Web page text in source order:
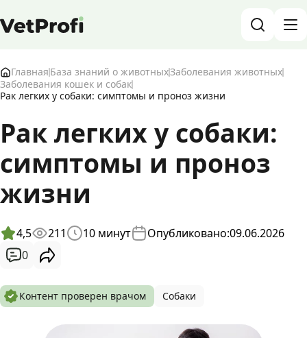
База знаний о животных и ветеринарии
Блог о животных
Форум
Войти RU
Главная База знаний о животныхЗаболевания животных
Заболевания кошек и собак
Рак легких у собаки: симптомы и проноз жизни
Рак легких у собаки:
симптомы и проноз
жизни
4,5 211 10 минут Опубликовано:09.06.2026
0
Контент проверен врачом Собаки